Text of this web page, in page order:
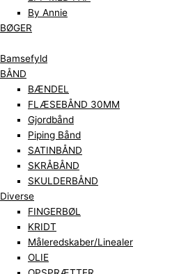
By Annie
BØGER
Bamsefyld
BÅND
BÆNDEL
FLÆSEBÅND 30MM
Gjordbånd
Piping Bånd
SATINBÅND
SKRÅBÅND
SKULDERBÅND
Diverse
FINGERBØL
KRIDT
Måleredskaber/Linealer
OLIE